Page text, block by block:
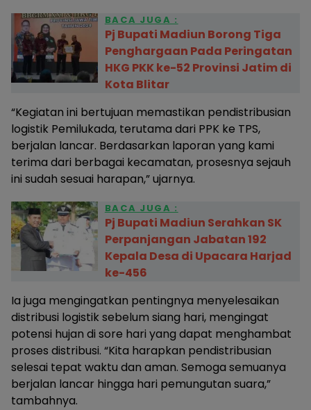
BACA JUGA :
Pj Bupati Madiun Borong Tiga
Penghargaan Pada Peringatan
HKG PKK ke-52 Provinsi Jatim di
Kota Blitar
“Kegiatan ini bertujuan memastikan pendistribusian
logistik Pemilukada, terutama dari PPK ke TPS,
berjalan lancar. Berdasarkan laporan yang kami
terima dari berbagai kecamatan, prosesnya sejauh
ini sudah sesuai harapan,” ujarnya.
BACA JUGA :
Pj Bupati Madiun Serahkan SK
Perpanjangan Jabatan 192
Kepala Desa di Upacara Harjad
ke-456
Ia juga mengingatkan pentingnya menyelesaikan
distribusi logistik sebelum siang hari, mengingat
potensi hujan di sore hari yang dapat menghambat
proses distribusi. “Kita harapkan pendistribusian
selesai tepat waktu dan aman. Semoga semuanya
berjalan lancar hingga hari pemungutan suara,”
tambahnya.